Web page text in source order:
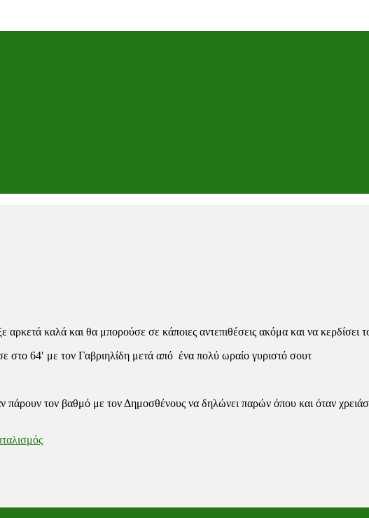
καλά και θα μπορούσε σε κάποιες αντεπιθέσεις ακόμα και να κερδίσει
64′ με τον Γαβριηλίδη μετά από ένα πολύ ωραίο γυριστό σουτ
τον βαθμό με τον Δημοσθένους να δηλώνει παρών όπου και όταν